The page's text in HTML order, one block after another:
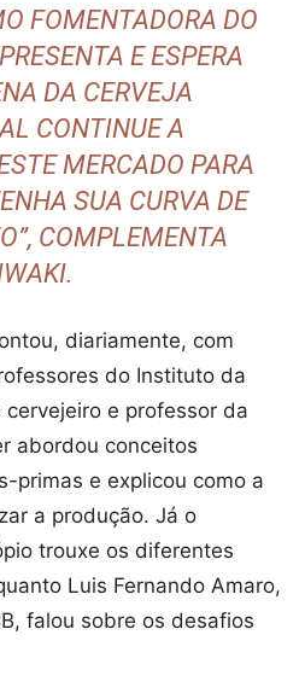
FOMENTADORA DO
E ESPERA
DA CERVEJA
CONTINUE A
MERCADO PARA
SUA CURVA DE
COMPLEMENTA
diariamente, com
do Instituto da
e professor da
abordou conceitos
primas e explicou como a
a produção. Já o
trouxe os diferentes
Luis Fernando Amaro,
falou sobre os desafios